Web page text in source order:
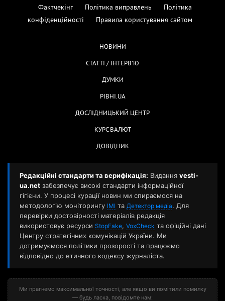
Фактчекінг
Політика виправлень
Політика
конфіденційності
Правила користування сайтом
НОВИНИ
СТАТТІ / ІНТЕРВ'Ю
ДУМКИ
РІВНІ.UA
ДОСЛІДНИЦЬКИЙ ЦЕНТР
КУРС ВАЛЮТ
ДОВІДНИК
Редакційні стандарти та верифікація: Видання vesti-
ua.net забезпечує високі стандарти інформаційної
гігієни. У процесі курації новин ми спираємося на
методологію моніторингу ІМІ та Детектор медіа. Для
перевірки достовірності матеріалів редакція
використовує ресурси StopFake, VoxCheck та офіційні дані
Центру стратегічних комунікацій України. Ми
дотримуємося політики прозорості та працюємо
відповідно до етичного кодексу журналіста.
Ми прагнемо максимальної точності, але якщо ви помітили помилку
— будь ласка, повідомте нам: